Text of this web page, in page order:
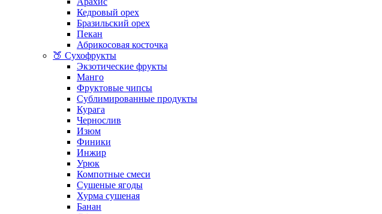
Кедровый орех
Бразильский орех
Пекан
Абрикосовая косточка
🍑 Сухофрукты
Экзотические фрукты
Манго
Фруктовые чипсы
Сублимированные продукты
Курага
Чернослив
Изюм
Финики
Инжир
Урюк
Компотные смеси
Сушеные ягоды
Хурма сушеная
Банан